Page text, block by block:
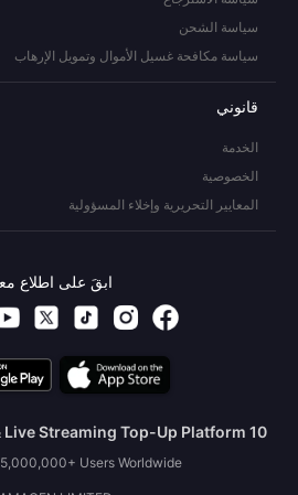
سياسة الشحن
سياسة مكافحة غسيل الأموال وتمويل الإرهاب
قانوني
الخدمة
الخصوصية
المعايير التحريرية وإخلاء المسؤولية
ابقَ على اطلاع
10 Years Trusted Game & Live Streaming Top-Up Platform
Users Worldwide